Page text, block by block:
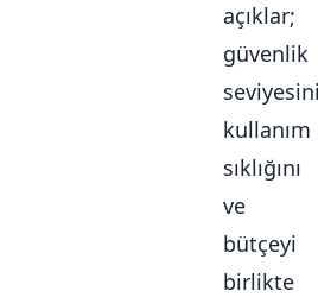
açıklar;
güvenlik
kullanım
sıklığını
ve
bütçeyi
birlikte